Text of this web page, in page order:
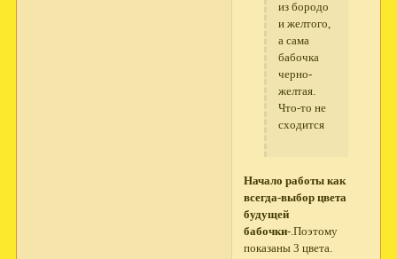
из бородо
и желтого,
а сама
бабочка
черно-
желтая.
Что-то не
сходится
Начало работы как
всегда-выбор цвета
будущей
бабочки-.Поэтому
показаны 3 цвета.